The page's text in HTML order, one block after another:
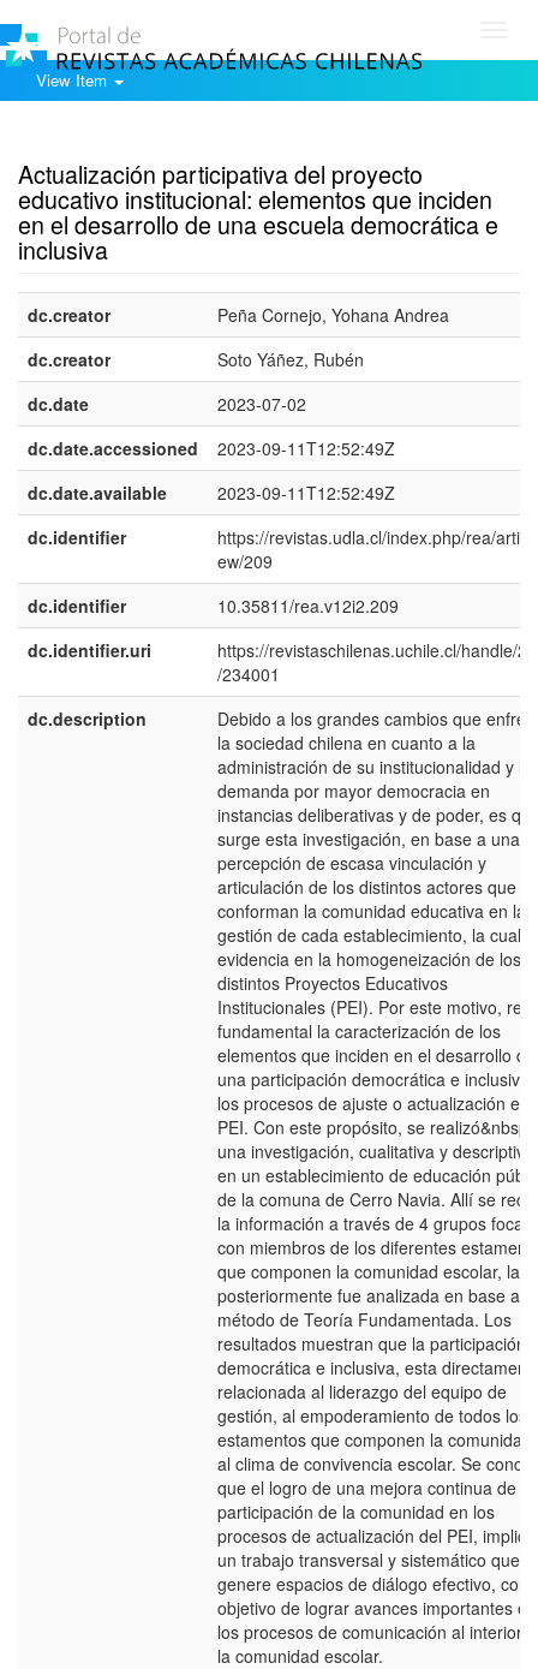
View Item
Actualización participativa del proyecto
educativo institucional: elementos que inciden
en el desarrollo de una escuela democrática e
inclusiva
dc.creator
Peña Cornejo, Yohana Andrea
dc.creator
Soto Yáñez, Rubén
dc.date
2023-07-02
dc.date.accessioned
2023-09-11T12:52:49Z
dc.date.available
2023-09-11T12:52:49Z
dc.identifier
https://revistas.udla.cl/index.php/rea/
ew/209
dc.identifier
10.35811/rea.v12i2.209
dc.identifier.uri
https://revistaschilenas.uchile.cl/handle/
/234001
dc.description
Debido a los grandes cambios que
la sociedad chilena en cuanto a la
administración de su institucionalidad y la
demanda por mayor democracia en
instancias deliberativas y de poder, es
surge esta investigación, en base a una
percepción de escasa vinculación y
articulación de los distintos actores que
conforman la comunidad educativa en la
gestión de cada establecimiento, la cual
evidencia en la homogeneización de los
distintos Proyectos Educativos
Institucionales (PEI). Por este motivo,
fundamental la caracterización de los
elementos que inciden en el desarrollo de
una participación democrática e inclusiva
los procesos de ajuste o actualización el
PEI. Con este propósito, se realizó&nbsp;
una investigación, cualitativa y descriptiva,
en un establecimiento de educación
de la comuna de Cerro Navia. Allí se
la información a través de 4 grupos
con miembros de los diferentes
que componen la comunidad escolar, la
posteriormente fue analizada en base al
método de Teoría Fundamentada. Los
resultados muestran que la participación
democrática e inclusiva, esta
relacionada al liderazgo del equipo de
gestión, al empoderamiento de todos los
estamentos que componen la comunidad
al clima de convivencia escolar. Se
que el logro de una mejora continua de la
participación de la comunidad en los
procesos de actualización del PEI, implica
un trabajo transversal y sistemático que
genere espacios de diálogo efectivo, con
objetivo de lograr avances importantes en
los procesos de comunicación al interior
la comunidad escolar.